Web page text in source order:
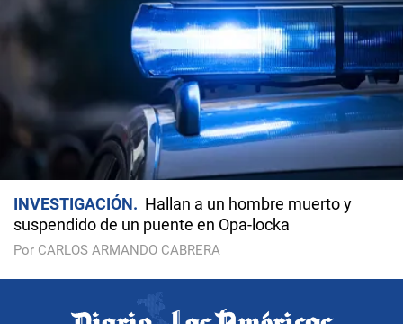
INVESTIGACIÓN
Hallan a un hombre muerto y
suspendido de un puente en Opa-locka
Por CARLOS ARMANDO CABRERA